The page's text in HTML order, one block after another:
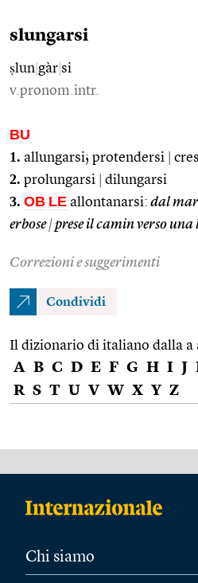
slungarsi
ṣlun gàr si
v.pronom.intr.
BU
1. allungarsi; protendersi
2. prolungarsi dilungarsi
3. OB LE allontanarsi: dal mar
erbose|prese il camin verso
Correzioni e suggerimenti
Condividi
Il dizionario di italiano dalla a
A B C D E F G H I J
R S T U V W X Y Z
Chi siamo